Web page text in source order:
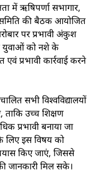
में ऋषिपर्णा सभागार,
समिति की बैठक आयोजित
पर प्रभावी अंकुश
युवाओं को नशे के
एवं प्रभावी कार्रवाई करने
सभी विश्वविद्यालयों
ताकि उच्च शिक्षण
प्रभावी बनाया जा
लिए इस विषय को
किए जाएं, जिससे
की जानकारी मिल सके।